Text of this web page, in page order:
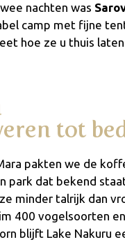
nachten was
camp met fijne
hoe ze u thuis
tot
pakten we de
park dat bekend
minder talrijk dan
400 vogelsoorten
blijft Lake Nakuru